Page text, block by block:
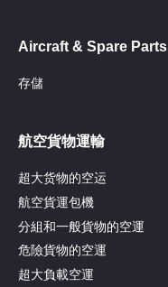
Aircraft & Spare Parts
存儲
航空貨物運輸
超大货物的空运
航空貨運包機
分組和一般貨物的空運
危險貨物的空運
超大負載空運